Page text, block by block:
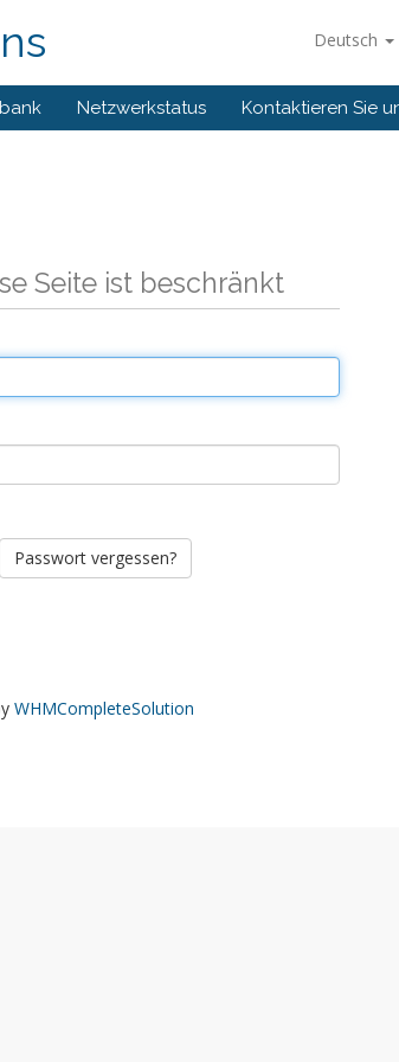
Deutsch
Netzwerkstatus Kontaktieren Sie
Seite ist beschränkt
Passwort vergessen?
WHMCompleteSolution